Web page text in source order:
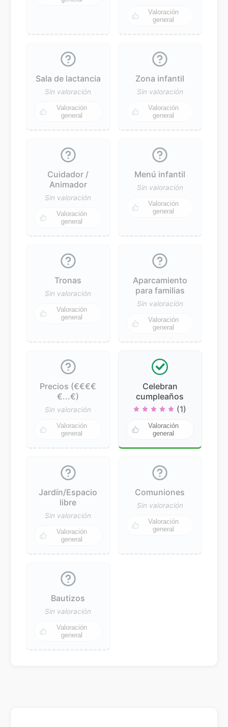
Valoración
general
Sala de lactancia
Sin valoración
Valoración
general
Zona infantil
Sin valoración
Valoración
general
Cuidador /
Animador
Sin valoración
Valoración
general
Menú infantil
Sin valoración
Valoración
general
Tronas
Sin valoración
Valoración
general
Aparcamiento
para familias
Sin valoración
Valoración
general
Precios (€€€€
€...€)
Sin valoración
Valoración
general
Celebran
cumpleaños
(1)
Valoración
general
Jardín/Espacio
libre
Sin valoración
Valoración
general
Comuniones
Sin valoración
Valoración
general
Bautizos
Sin valoración
Valoración
general